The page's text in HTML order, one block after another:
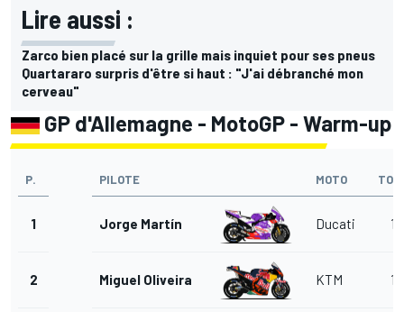
Lire aussi :
Zarco bien placé sur la grille mais inquiet pour ses pneus
Quartararo surpris d'être si haut : "J'ai débranché mon
cerveau"
GP d'Allemagne - MotoGP - Warm-up
P. PILOTE MOTO
1 Jorge Martín Ducati 14
2 Miguel Oliveira KTM 14